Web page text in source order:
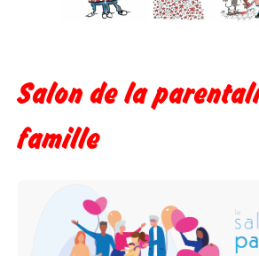
Salon de la
famille